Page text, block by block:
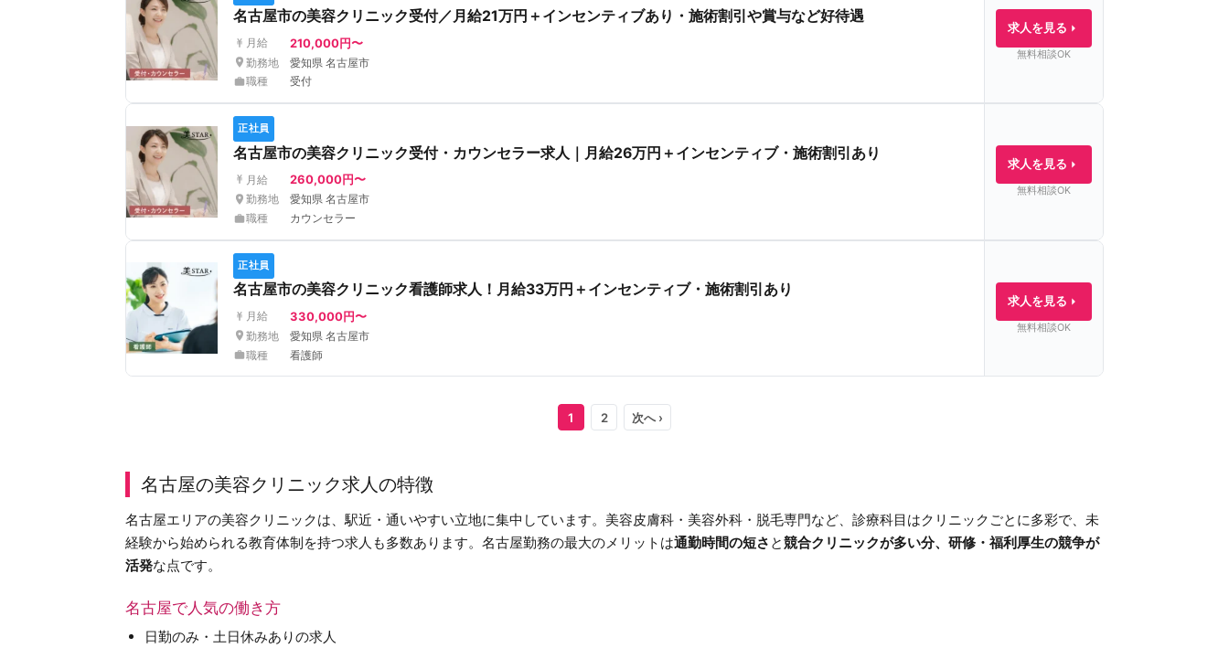
名古屋市の美容クリニック受付／月給21万円＋インセンティブあり・施術割引や賞与など好待遇
月給 210,000円〜
勤務地
愛知県 名古屋市
職種
受付
求人を見る
無料相談OK
正社員
名古屋市の美容クリニック受付・カウンセラー求人｜月給26万円＋インセンティブ・施術割引あり
月給 260,000円〜
勤務地
愛知県 名古屋市
職種
カウンセラー
求人を見る
無料相談OK
正社員
名古屋市の美容クリニック看護師求人！月給33万円＋インセンティブ・施術割引あり
月給 330,000円〜
勤務地
愛知県 名古屋市
職種
看護師
求人を見る
無料相談OK
1 2 次へ ›
名古屋の美容クリニック求人の特徴
名古屋エリアの美容クリニックは、駅近・通いやすい立地に集中しています。美容皮膚科・美容外科・脱毛専門など、診療科目はクリニックごとに多彩で、未
経験から始められる教育体制を持つ求人も多数あります。名古屋勤務の最大のメリットは通勤時間の短さ と競合クリニックが多い分、研修・福利厚生の競争が
活発な点です。
名古屋で人気の働き方
日勤のみ・土日休みありの求人